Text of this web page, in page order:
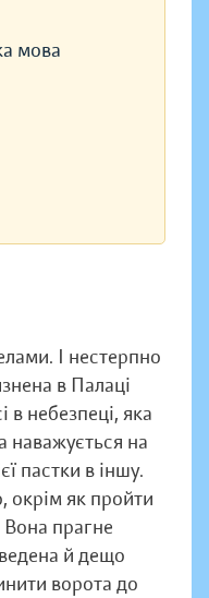
мова
І нестерпно
в Палаці
в небезпеці, яка
наважується на
пастки в іншу.
окрім як пройти
прагне
й дещо
ворота до